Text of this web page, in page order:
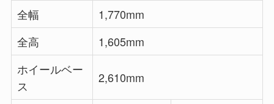
全幅
1,770mm
全高
1,605mm
ホイールベー
ス
2,610mm